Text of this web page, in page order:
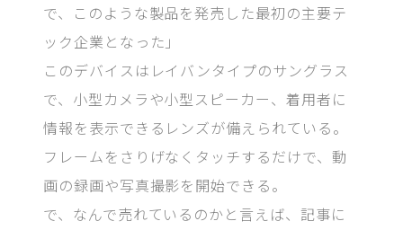
で、このような製品を発売した最初の主要テ
ック企業となった」
このデバイスはレイバンタイプのサングラス
で、小型カメラや小型スピーカー、着用者に
情報を表示できるレンズが備えられている。
フレームをさりげなくタッチするだけで、動
画の録画や写真撮影を開始できる。
で、なんで売れているのかと言えば、記事に